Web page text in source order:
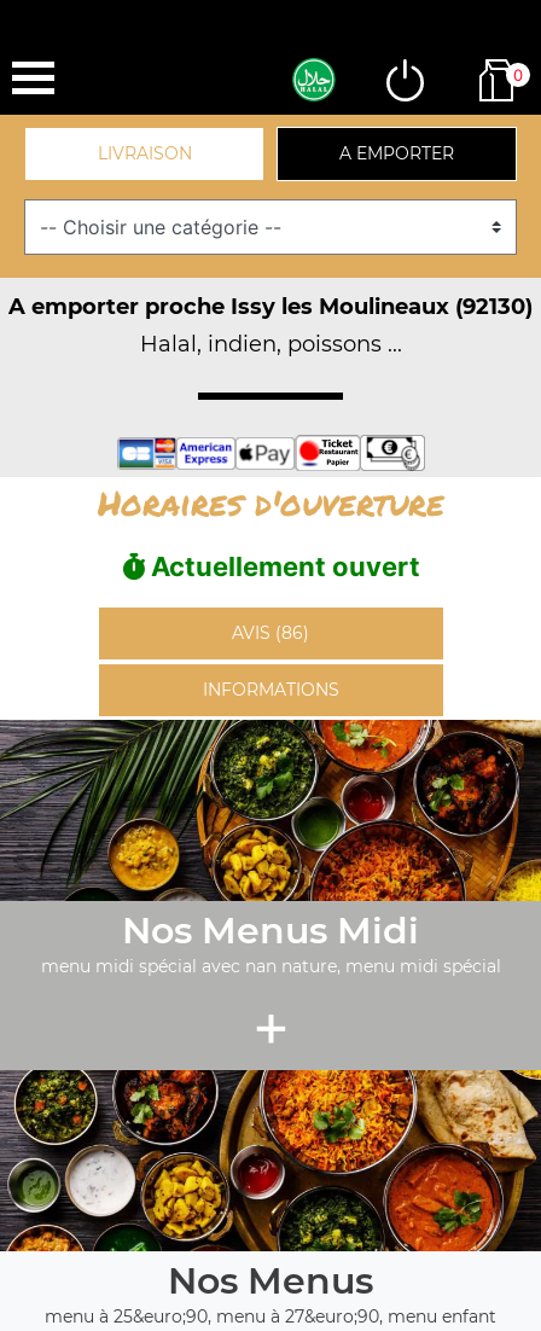
0
LIVRAISON A EMPORTER
A emporter proche Issy les Moulineaux (92130)
Halal, indien, poissons ...
Horaires d'ouverture
Actuellement ouvert
AVIS (86)
INFORMATIONS
Nos Menus Midi
menu midi spécial avec nan nature, menu midi spécial
+
Nos Menus
menu à 25&euro;90, menu à 27&euro;90, menu enfant